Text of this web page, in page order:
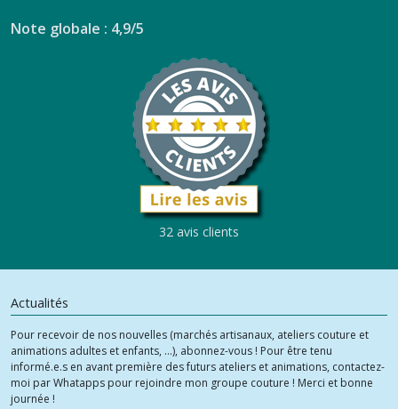
Note globale : 4,9/5
32 avis clients
Actualités
Pour recevoir de nos nouvelles (marchés artisanaux, ateliers couture et
animations adultes et enfants, ...), abonnez-vous ! Pour être tenu
informé.e.s en avant première des futurs ateliers et animations, contactez-
moi par Whatapps pour rejoindre mon groupe couture ! Merci et bonne
journée !